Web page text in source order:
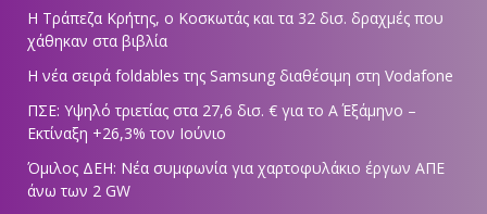
Η Τράπεζα Κρήτης, ο Κοσκωτάς και τα 32 δισ. δραχμές που
χάθηκαν στα βιβλία
Η νέα σειρά foldables της Samsung διαθέσιμη στη Vodafone
ΠΣΕ: Υψηλό τριετίας στα 27,6 δισ. € για το Α΄ Εξάμηνο –
Εκτίναξη +26,3% τον Ιούνιο
Όμιλος ΔΕΗ: Νέα συμφωνία για χαρτοφυλάκιο έργων ΑΠΕ
άνω των 2 GW